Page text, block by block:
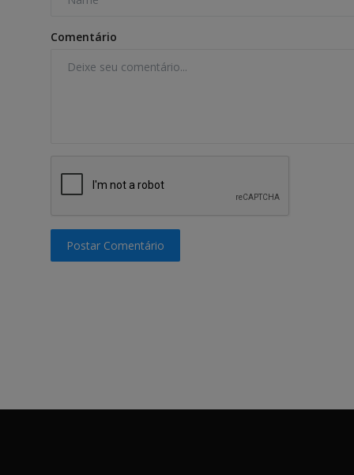
Comentário
Postar Comentário